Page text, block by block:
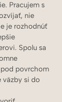
Pracujem s
nie
je rozhodnúť
Spolu sa
povrchom
väzby si do